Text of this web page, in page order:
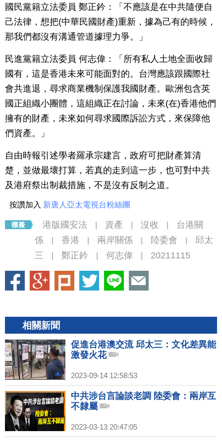
國民黨籍立法委員 鄭正鈐：「不應該是在中共隨便自
己法律，想把(中華民國財產)重新，據為己有的時候，
那我們都沒有溝通管道據理力爭。」
民進黨籍立法委員 何志偉：「所有私人土地全面收歸
國有，這是香港未來可能面對的。台灣應該跟國際社
會共進退，尋求商業機制保護我國財產。歐洲包含英
國正組織小團體，這組織正在討論，未來(在)香港他們
擁有的財產，未來如何尋求國際訴訟方式，來保障他
們資產。」
自由時報引述學者羅承宗建言，政府可把財產算清
楚，並做最壞打算，若真的走到這一步，也可對中共
及港府祭出制裁措施，不是沒有反制之道。
按讚加入 新唐人亞太電視台粉絲團
港版國安法 資產 沒收
台港關
係
香港 兩岸關係 陸委會
邱太
三
鄭正鈐 何志偉 20211115
相關新聞
促進台港澳交流 邱太三：文化差異能
激發火花
2023-09-14 12:58:53
中共涉台言論談老調 陸委會：兩岸互
不隸屬
2023-03-13 20:47:05